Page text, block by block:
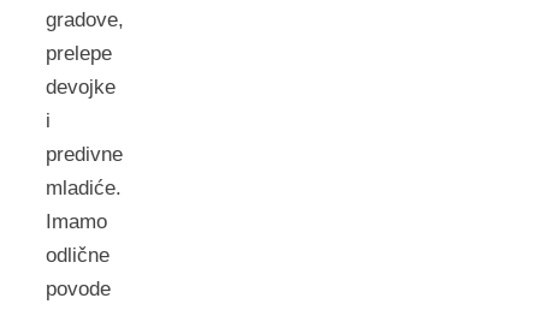
gradove,
prelepe
devojke
i
predivne
mladiće.
Imamo
odlične
povode